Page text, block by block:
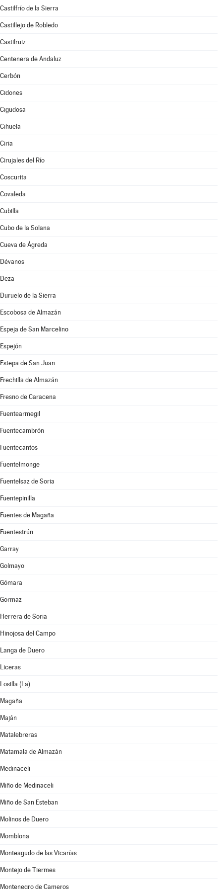
Castilfrío de la Sierra
Castillejo de Robledo
Castilruiz
Centenera de Andaluz
Cerbón
Cidones
Cigudosa
Cihuela
Ciria
Cirujales del Río
Coscurita
Covaleda
Cubilla
Cubo de la Solana
Cueva de Ágreda
Dévanos
Deza
Duruelo de la Sierra
Escobosa de Almazán
Espeja de San Marcelino
Espejón
Estepa de San Juan
Frechilla de Almazán
Fresno de Caracena
Fuentearmegil
Fuentecambrón
Fuentecantos
Fuentelmonge
Fuentelsaz de Soria
Fuentepinilla
Fuentes de Magaña
Fuentestrún
Garray
Golmayo
Gómara
Gormaz
Herrera de Soria
Hinojosa del Campo
Langa de Duero
Liceras
Losilla (La)
Magaña
Maján
Matalebreras
Matamala de Almazán
Medinaceli
Miño de Medinaceli
Miño de San Esteban
Molinos de Duero
Momblona
Monteagudo de las Vicarías
Montejo de Tiermes
Montenegro de Cameros